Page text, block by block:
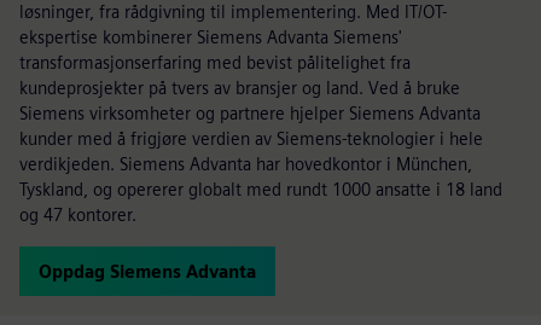
løsninger, fra rådgivning til implementering. Med IT/OT-
ekspertise kombinerer Siemens Advanta Siemens'
transformasjonserfaring med bevist pålitelighet fra
kundeprosjekter på tvers av bransjer og land. Ved å bruke
Siemens virksomheter og partnere hjelper Siemens Advanta
kunder med å frigjøre verdien av Siemens-teknologier i hele
verdikjeden. Siemens Advanta har hovedkontor i München,
Tyskland, og opererer globalt med rundt 1000 ansatte i 18 land
og 47 kontorer.
Oppdag Siemens Advanta